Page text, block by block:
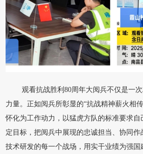
观看抗战胜利80周年大阅兵不仅是一次
力量。正如阅兵所彰显的“抗战精神薪火相
怀化为工作动力，以猛虎方队的标准要求
定目标，把阅兵中展现的忠诚担当、协同作
技术研发的每一个战场，用实干业绩为强